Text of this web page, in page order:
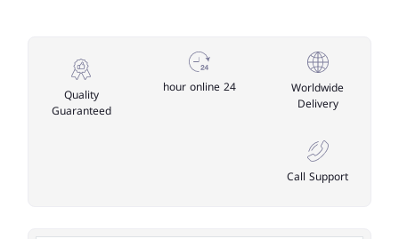
Worldwide
Delivery
24 hour online
Quality
Guaranteed
Call Support